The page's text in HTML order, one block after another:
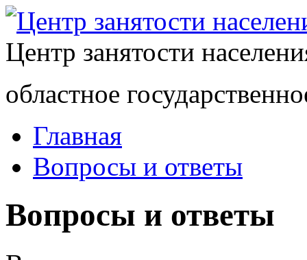
Центр занятости
областное
Главная
Вопросы и ответы
Вопросы и ответы